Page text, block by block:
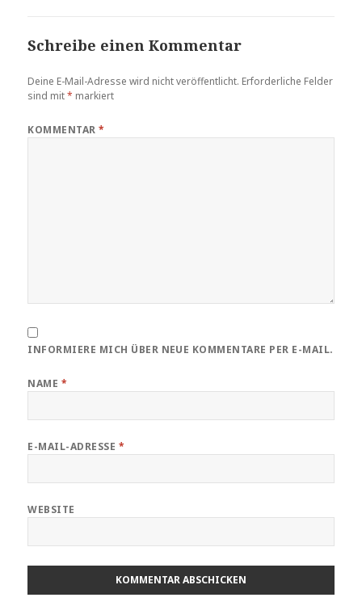
Schreibe einen Kommentar
Deine E-Mail-Adresse wird nicht veröffentlicht. Erforderliche Felder
sind mit* markiert
KOMMENTAR*
INFORMIERE MICH ÜBER NEUE KOMMENTARE PER E-MAIL.
NAME *
E-MAIL-ADRESSE *
WEBSITE